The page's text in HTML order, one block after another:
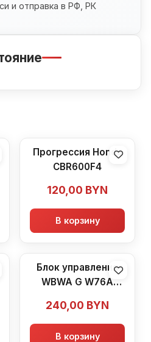
и отправка в РФ, РК
Прогрессия Honda
CBR600F4
120,00 BYN
В корзину
Блок управления
WBWA G W76A
CBR600F4
240,00 BYN
В корзину